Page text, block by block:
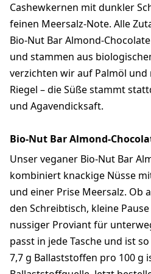
Cashewkernen mit dunkler
feinen Meersalz-Note. Alle
Bio-Nut Bar Almond-
und stammen aus
verzichten wir auf Palmöl
Riegel – die Süße stammt
und Agavendicksaft.
Bio-Nut Bar Almond-
Unser veganer Bio-Nut Bar
kombiniert knackige Nüsse
und einer Prise Meersalz. Ob
den Schreibtisch, kleine
nussiger Proviant für
passt in jede Tasche und ist
7,7 g Ballaststoffen pro 100 g